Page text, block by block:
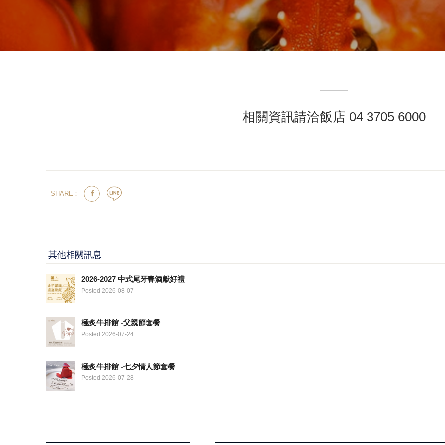
相關資訊請洽飯店 04 3705 6000
SHARE：
其他相關訊息
2026-2027 中式尾牙春酒獻好禮
Posted 2026-08-07
極炙牛排館 -父親節套餐
Posted 2026-07-24
極炙牛排館 -七夕情人節套餐
Posted 2026-07-28